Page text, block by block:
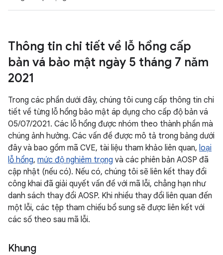
Thông tin chi tiết về lỗ hổng cấp
bản vá bảo mật ngày 5 tháng 7 năm
2021
Trong các phần dưới đây, chúng tôi cung cấp thông tin chi
tiết về từng lỗ hổng bảo mật áp dụng cho cấp độ bản vá
05/07/2021. Các lỗ hổng được nhóm theo thành phần mà
chúng ảnh hưởng. Các vấn đề được mô tả trong bảng dưới
đây và bao gồm mã CVE, tài liệu tham khảo liên quan, loại
lỗ hổng, mức độ nghiêm trọng và các phiên bản AOSP đã
cập nhật (nếu có). Nếu có, chúng tôi sẽ liên kết thay đổi
công khai đã giải quyết vấn đề với mã lỗi, chẳng hạn như
danh sách thay đổi AOSP. Khi nhiều thay đổi liên quan đến
một lỗi, các tệp tham chiếu bổ sung sẽ được liên kết với
các số theo sau mã lỗi.
Khung